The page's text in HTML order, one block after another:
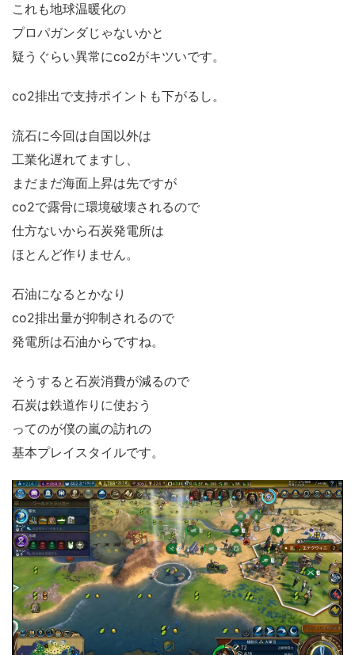
これも地球温暖化の
プロパガンダじゃないかと
疑うぐらい異常にco2がキツいです。
co2排出で支持ポイントも下がるし。
流石に今回は自国以外は
工業化遅れてますし、
まだまだ海面上昇は先ですが
co2で露骨に環境破壊されるので
仕方ないから石炭発電所は
ほとんど作りません。
石油になるとかなり
co2排出量が抑制されるので
発電所は石油からですね。
そうすると石炭消費が減るので
石炭は鉄道作りに使おう
ってのが僕の嵐の訪れの
基本プレイスタイルです。